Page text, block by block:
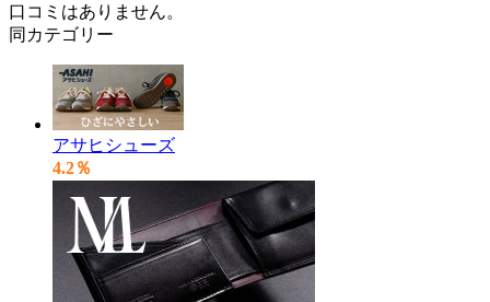
口コミはありません。
同カテゴリー
アサヒシューズ
4.2％